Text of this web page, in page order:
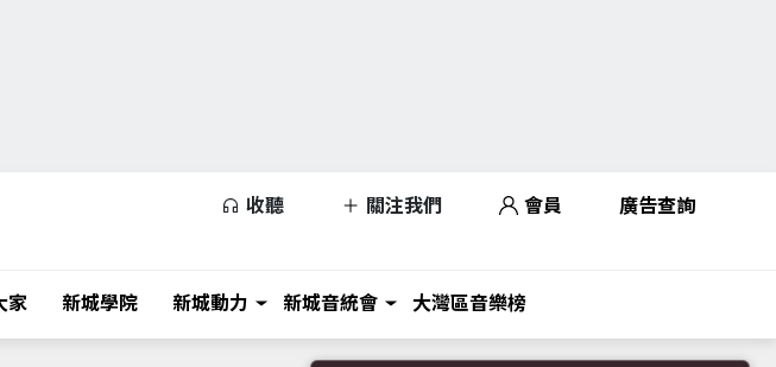
收聽 關注我們 會員 廣告查詢
家 新城學院 新城動力 新城音統會 大灣區音樂榜